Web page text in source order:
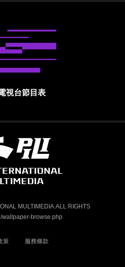
視台節目表
霹靂國際多媒體股份有限公司 PILI
MULTIMEDIA.ALL RIGHTS
wallpaper-browse.php
策 服務條款